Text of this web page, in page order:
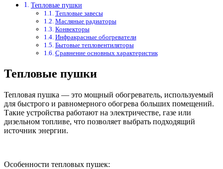
Тепловые пушки
Тепловые завесы
Масляные радиаторы
Конвекторы
Инфракрасные обогреватели
Бытовые тепловентиляторы
Сравнение основных характеристик
Тепловые пушки
Тепловая пушка — это мощный обогреватель, используемый
для быстрого и равномерного обогрева больших помещений.
Такие устройства работают на электричестве, газе или
дизельном топливе, что позволяет выбрать подходящий
источник энергии.
Особенности тепловых пушек: